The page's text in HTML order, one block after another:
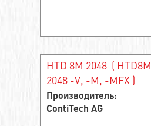
HTD 8M 2048 ( HTD8M
2048 -V, -M, -MFX )
Производитель:
ContiTech AG